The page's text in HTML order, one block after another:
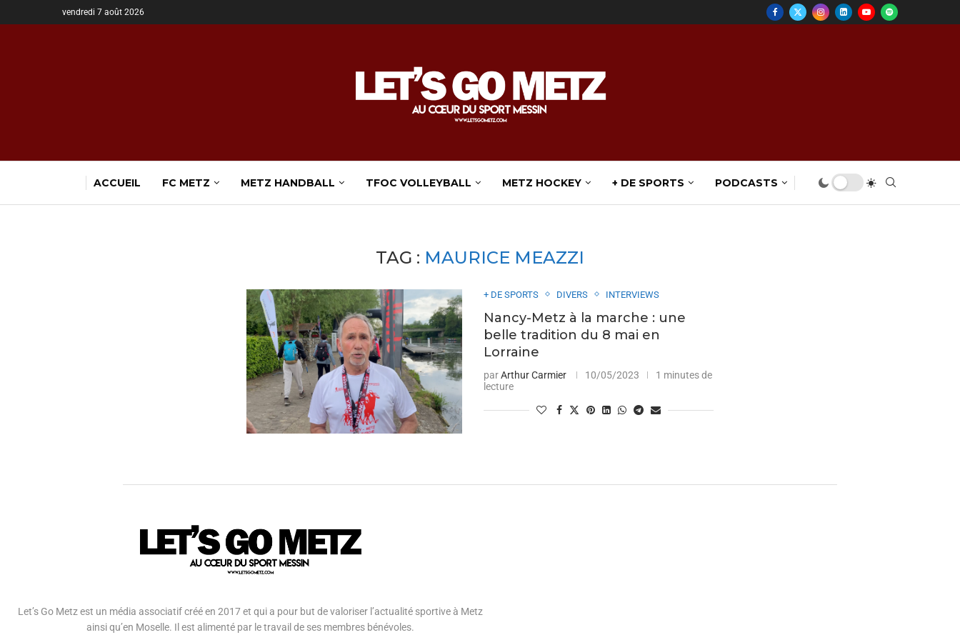
vendredi 7 août 2026
ACCUEIL FC METZ METZ HANDBALL TFOC VOLLEYBALL METZ HOCKEY + DE SPORTS PODCASTS
TAG : MAURICE MEAZZI
+ DE SPORTS DIVERS INTERVIEWS
Nancy-Metz à la marche : une
belle tradition du 8 mai en
Lorraine
parArthur Carmier 10/05/2023
1 minutes de
lecture
Let’s Go Metz est un média associatif créé en 2017 et qui a pour but de valoriser l’actualité sportive à Metz
ainsi qu’en Moselle. Il est alimenté par le travail de ses membres bénévoles.